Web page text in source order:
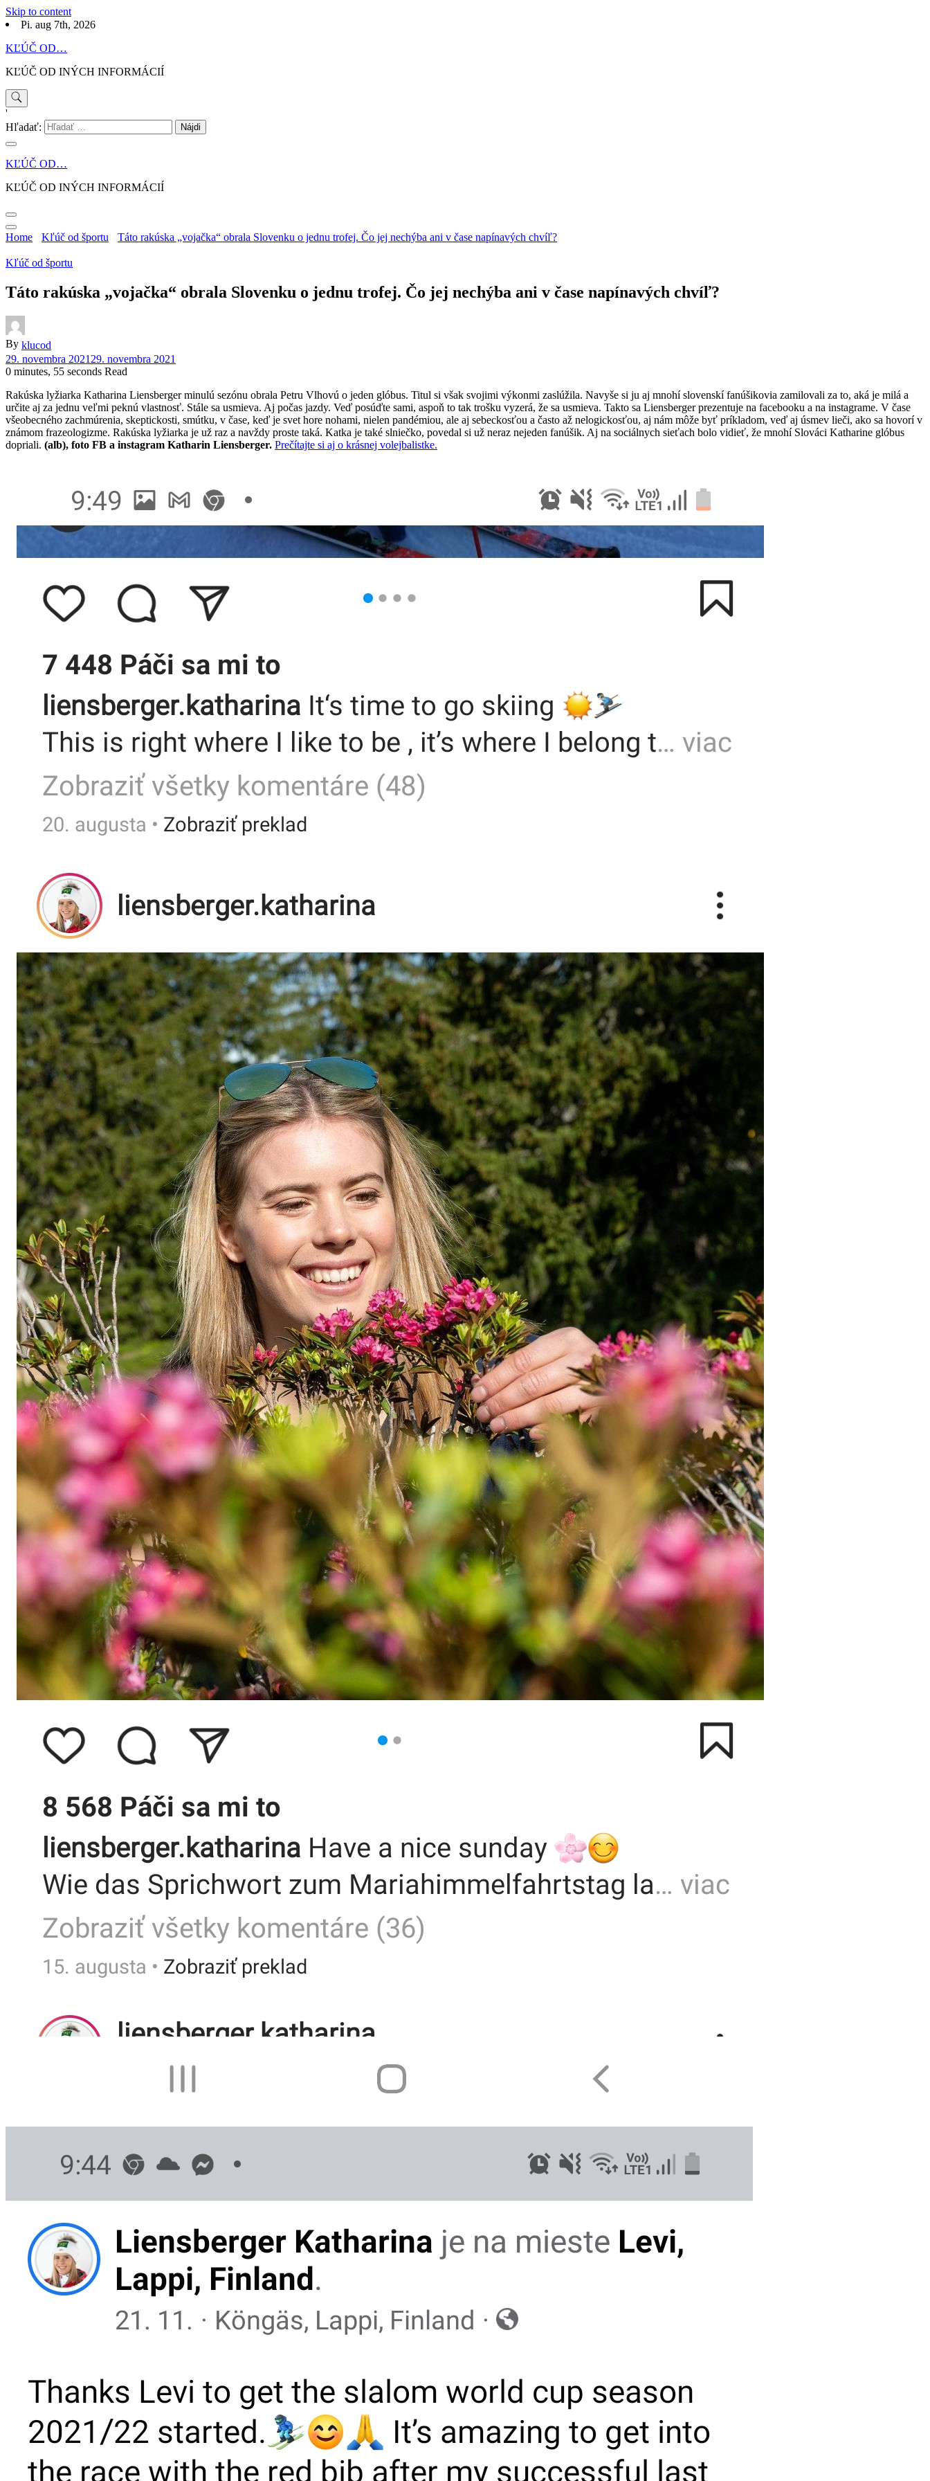
Skip to content
Pi. aug 7th, 2026
KĽÚČ OD…
KĽÚČ OD INÝCH INFORMÁCIÍ
'
Hľadať:
KĽÚČ OD…
KĽÚČ OD INÝCH INFORMÁCIÍ
Home Kľúč od športu Táto rakúska „vojačka“ obrala Slovenku o jednu trofej. Čo jej nechýba ani v čase napínavých chvíľ?
Kľúč od športu
Táto rakúska „vojačka“ obrala Slovenku o jednu trofej. Čo jej nechýba ani v čase napínavých chvíľ?
By klucod
29. novembra 2021 29. novembra 2021
0 minutes, 55 seconds Read
Rakúska lyžiarka Katharina Liensberger minulú sezónu obrala Petru Vlhovú o jeden glóbus. Titul si však svojimi výkonmi zaslúžila. Navyše si ju aj mnohí slovenskí fanúšikovia zamilovali za to, aká je milá a
určite aj za jednu veľmi peknú vlastnosť. Stále sa usmieva. Aj počas jazdy. Veď posúďte sami, aspoň to tak trošku vyzerá, že sa usmieva. Takto sa Liensberger prezentuje na facebooku a na instagrame. V čase
všeobecného zachmúrenia, skeptickosti, smútku, v čase, keď je svet hore nohami, nielen pandémiou, ale aj sebeckosťou a často až nelogickosťou, aj nám môže byť príkladom, veď aj úsmev lieči, ako sa hovorí v
známom frazeologizme. Rakúska lyžiarka je už raz a navždy proste taká. Katka je také slniečko, povedal si už neraz nejeden fanúšik. Aj na sociálnych sieťach bolo vidieť, že mnohí Slováci Katharine glóbus
dopriali. (alb), foto FB a instagram Katharin Liensberger. Prečítajte si aj o krásnej volejbalistke.